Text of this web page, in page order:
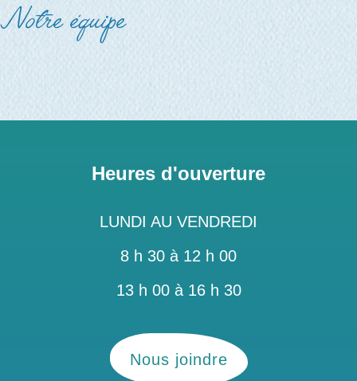
Notre équipe
Heures d'ouverture
LUNDI AU VENDREDI
8 h 30 à 12 h 00
13 h 00 à 16 h 30
Nous joindre